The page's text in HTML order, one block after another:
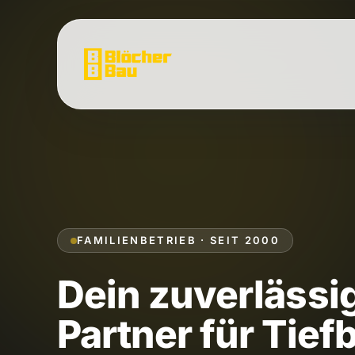
FAMILIENBETRIEB · SEIT 2000
Dein
Partner für